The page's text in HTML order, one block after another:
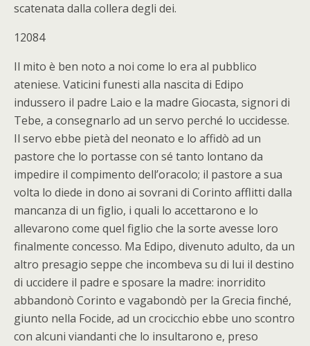
scatenata dalla collera degli dei.
12084
Il mito è ben noto a noi come lo era al pubblico
ateniese. Vaticini funesti alla nascita di Edipo
indussero il padre Laio e la madre Giocasta, signori di
Tebe, a consegnarlo ad un servo perché lo uccidesse.
Il servo ebbe pietà del neonato e lo affidò ad un
pastore che lo portasse con sé tanto lontano da
impedire il compimento dell’oracolo; il pastore a sua
volta lo diede in dono ai sovrani di Corinto afflitti dalla
mancanza di un figlio, i quali lo accettarono e lo
allevarono come quel figlio che la sorte avesse loro
finalmente concesso. Ma Edipo, divenuto adulto, da un
altro presagio seppe che incombeva su di lui il destino
di uccidere il padre e sposare la madre: inorridito
abbandonò Corinto e vagabondò per la Grecia finché,
giunto nella Focide, ad un crocicchio ebbe uno scontro
con alcuni viandanti che lo insultarono e, preso